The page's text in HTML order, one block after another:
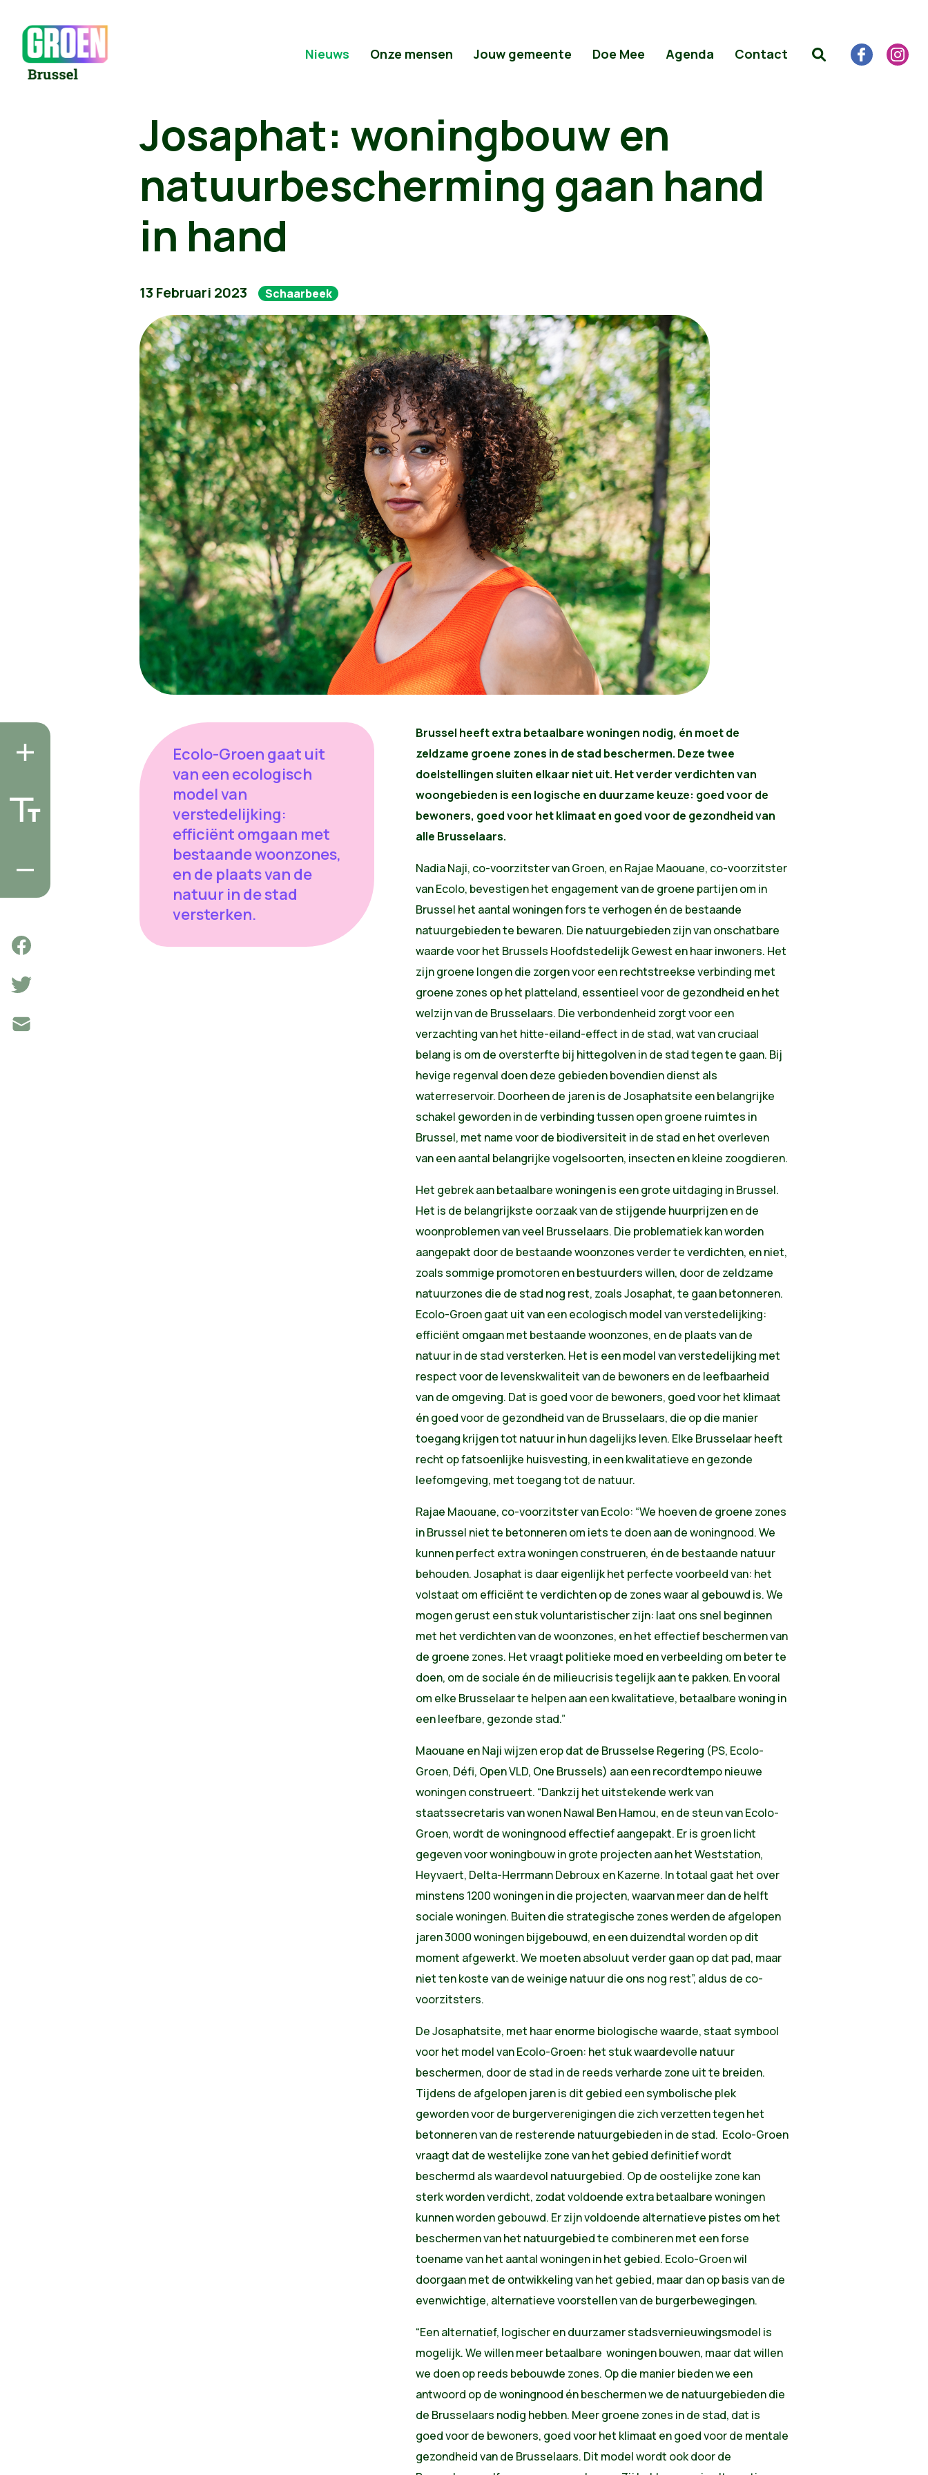
Nieuws Onze mensen Jouw gemeente Doe Mee Agenda Contact
Josaphat: woningbouw en
natuurbescherming gaan hand
in hand
13 Februari 2023 Schaarbeek
Ecolo-Groen gaat uit
van een ecologisch
model van
verstedelijking:
efficiënt omgaan met
bestaande woonzones,
en de plaats van de
natuur in de stad
versterken.
Brussel heeft extra betaalbare woningen nodig, én moet de
zeldzame groene zones in de stad beschermen. Deze twee
doelstellingen sluiten elkaar niet uit. Het verder verdichten van
woongebieden is een logische en duurzame keuze: goed voor de
bewoners, goed voor het klimaat en goed voor de gezondheid van
alle Brusselaars.
Nadia Naji, co-voorzitster van Groen, en Rajae Maouane, co-voorzitster
van Ecolo, bevestigen het engagement van de groene partijen om in
Brussel het aantal woningen fors te verhogen én de bestaande
natuurgebieden te bewaren. Die natuurgebieden zijn van onschatbare
waarde voor het Brussels Hoofdstedelijk Gewest en haar inwoners. Het
zijn groene longen die zorgen voor een rechtstreekse verbinding met
groene zones op het platteland, essentieel voor de gezondheid en het
welzijn van de Brusselaars. Die verbondenheid zorgt voor een
verzachting van het hitte-eiland-effect in de stad, wat van cruciaal
belang is om de oversterfte bij hittegolven in de stad tegen te gaan. Bij
hevige regenval doen deze gebieden bovendien dienst als
waterreservoir. Doorheen de jaren is de Josaphatsite een belangrijke
schakel geworden in de verbinding tussen open groene ruimtes in
Brussel, met name voor de biodiversiteit in de stad en het overleven
van een aantal belangrijke vogelsoorten, insecten en kleine zoogdieren.
Het gebrek aan betaalbare woningen is een grote uitdaging in Brussel.
Het is de belangrijkste oorzaak van de stijgende huurprijzen en de
woonproblemen van veel Brusselaars. Die problematiek kan worden
aangepakt door de bestaande woonzones verder te verdichten, en niet,
zoals sommige promotoren en bestuurders willen, door de zeldzame
natuurzones die de stad nog rest, zoals Josaphat, te gaan betonneren.
Ecolo-Groen gaat uit van een ecologisch model van verstedelijking:
efficiënt omgaan met bestaande woonzones, en de plaats van de
natuur in de stad versterken. Het is een model van verstedelijking met
respect voor de levenskwaliteit van de bewoners en de leefbaarheid
van de omgeving. Dat is goed voor de bewoners, goed voor het klimaat
én goed voor de gezondheid van de Brusselaars, die op die manier
toegang krijgen tot natuur in hun dagelijks leven. Elke Brusselaar heeft
recht op fatsoenlijke huisvesting, in een kwalitatieve en gezonde
leefomgeving, met toegang tot de natuur.
Rajae Maouane, co-voorzitster van Ecolo: “We hoeven de groene zones
in Brussel niet te betonneren om iets te doen aan de woningnood. We
kunnen perfect extra woningen construeren, én de bestaande natuur
behouden. Josaphat is daar eigenlijk het perfecte voorbeeld van: het
volstaat om efficiënt te verdichten op de zones waar al gebouwd is. We
mogen gerust een stuk voluntaristischer zijn: laat ons snel beginnen
met het verdichten van de woonzones, en het effectief beschermen van
de groene zones. Het vraagt politieke moed en verbeelding om beter te
doen, om de sociale én de milieucrisis tegelijk aan te pakken. En vooral
om elke Brusselaar te helpen aan een kwalitatieve, betaalbare woning in
een leefbare, gezonde stad.”
Maouane en Naji wijzen erop dat de Brusselse Regering (PS, Ecolo-
Groen, Défi, Open VLD, One Brussels) aan een recordtempo nieuwe
woningen construeert. “Dankzij het uitstekende werk van
staatssecretaris van wonen Nawal Ben Hamou, en de steun van Ecolo-
Groen, wordt de woningnood effectief aangepakt. Er is groen licht
gegeven voor woningbouw in grote projecten aan het Weststation,
Heyvaert, Delta-Herrmann Debroux en Kazerne. In totaal gaat het over
minstens 1200 woningen in die projecten, waarvan meer dan de helft
sociale woningen. Buiten die strategische zones werden de afgelopen
jaren 3000 woningen bijgebouwd, en een duizendtal worden op dit
moment afgewerkt. We moeten absoluut verder gaan op dat pad, maar
niet ten koste van de weinige natuur die ons nog rest”, aldus de co-
voorzitsters.
De Josaphatsite, met haar enorme biologische waarde, staat symbool
voor het model van Ecolo-Groen: het stuk waardevolle natuur
beschermen, door de stad in de reeds verharde zone uit te breiden.
Tijdens de afgelopen jaren is dit gebied een symbolische plek
geworden voor de burgerverenigingen die zich verzetten tegen het
betonneren van de resterende natuurgebieden in de stad. Ecolo-Groen
vraagt dat de westelijke zone van het gebied definitief wordt
beschermd als waardevol natuurgebied. Op de oostelijke zone kan
sterk worden verdicht, zodat voldoende extra betaalbare woningen
kunnen worden gebouwd. Er zijn voldoende alternatieve pistes om het
beschermen van het natuurgebied te combineren met een forse
toename van het aantal woningen in het gebied. Ecolo-Groen wil
doorgaan met de ontwikkeling van het gebied, maar dan op basis van de
evenwichtige, alternatieve voorstellen van de burgerbewegingen.
“Een alternatief, logischer en duurzamer stadsvernieuwingsmodel is
mogelijk. We willen meer betaalbare woningen bouwen, maar dat willen
we doen op reeds bebouwde zones. Op die manier bieden we een
antwoord op de woningnood én beschermen we de natuurgebieden die
de Brusselaars nodig hebben. Meer groene zones in de stad, dat is
goed voor de bewoners, goed voor het klimaat en goed voor de mentale
gezondheid van de Brusselaars. Dit model wordt ook door de